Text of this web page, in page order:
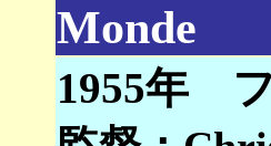
Monde
1955年